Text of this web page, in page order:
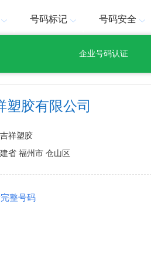
号码标记 号码安全
企业号码认证
塑胶有限公司
祥塑胶
省 福州市 仓山区
整号码